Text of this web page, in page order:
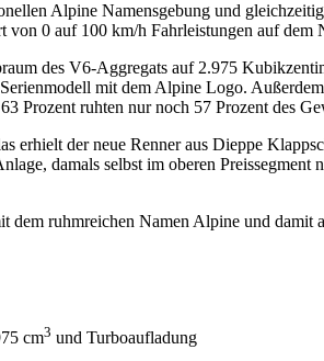
Alpine Namensgebung und
0 auf 100 km/h Fahrleistungen auf dem
des V6-Aggregats auf 2.975
mit dem Alpine Logo.
Prozent ruhten nur noch 57 Prozent des
erhielt der neue Renner aus Dieppe
damals selbst im oberen
dem ruhmreichen Namen Alpine und
cm3 und Turboaufladung